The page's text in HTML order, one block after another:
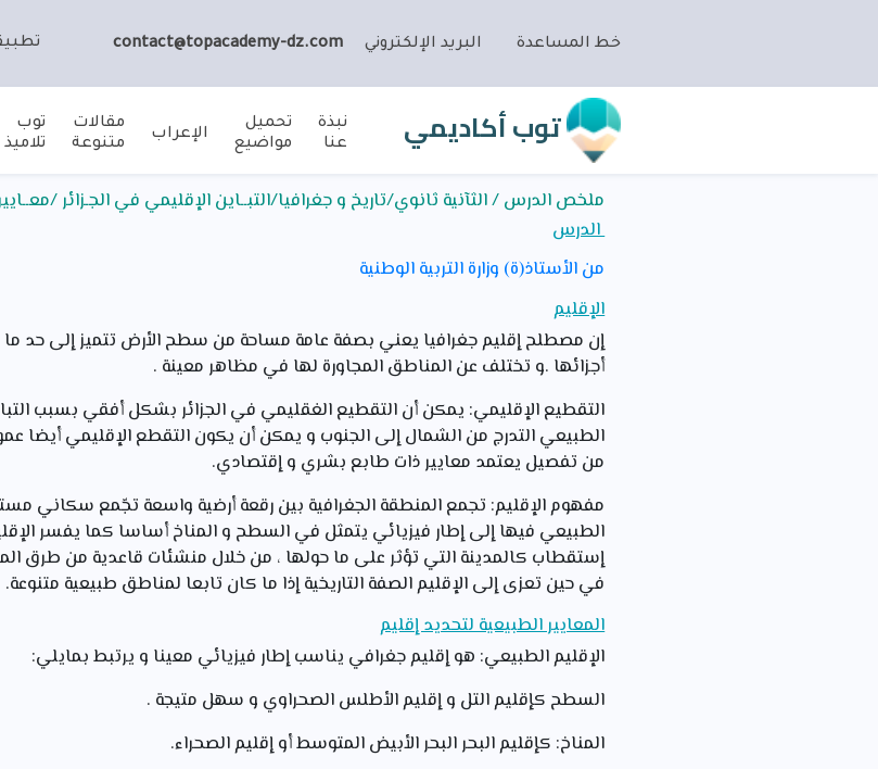
خط المساعدة البريد الإلكتروني contact@topacademy-dz.com
توب أكاديمي
نبذة
عنا
تحميل
مواضيع
الإعراب
مقالات
متنوعة
توب
تلاميذ
ملخص الدرس / الثآنية ثانوي/تاريخ و جغرافيا/التبــاين الإقليمي في الجـزائر /معــايير
الدرس
من الأستاذ(ة) وزارة التربية الوطنية
الإقليم
إن مصطلح إقليم جغرافيا يعني بصفة عامة مساحة من سطح الأرض تتميز إلى حد ما
أجزائها .و تختلف عن المناطق المجاورة لها في مظاهر معينة .
التقطيع الإقليمي: يمكن أن التقطيع الغقليمي في الجزائر بشكل أفقي بسبب
الطبيعي التدرج من الشمال إلى الجنوب و يمكن أن يكون التقطع الإقليمي أيضا
من تفصيل يعتمد معايير ذات طابع بشري و إقتصادي.
مفهوم الإقليم: تجمع المنطقة الجغرافية بين رقعة أرضية واسعة تجّمع سكاني
الطبيعي فيها إلى إطار فيزيائي يتمثل في السطح و المناخ أساسا كما يفسر
إستقطاب كالمدينة التي تؤثر على ما حولها ، من خلال منشئات قاعدية من طرق
في حين تعزى إلى الإقليم الصفة التاريخية إذا ما كان تابعا لمناطق طبيعية متنوعة.
المعايير الطبيعية لتحديد إقليم
الإقليم الطبيعي: هو إقليم جغرافي يناسب إطار فيزيائي معينا و يرتبط بمايلي:
السطح كإقليم التل و إقليم الأطلس الصحراوي و سهل متيجة .
المناخ: كإقليم البحر البحر الأبيض المتوسط أو إقليم الصحراء.